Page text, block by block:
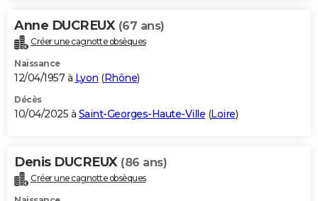
Anne DUCREUX (67 ans)
Créer une cagnotte obsèques
Naissance
12/04/1957 à Lyon (Rhône)
Décès
10/04/2025 à Saint-Georges-Haute-Ville (Loire)
Denis DUCREUX (86 ans)
Créer une cagnotte obsèques